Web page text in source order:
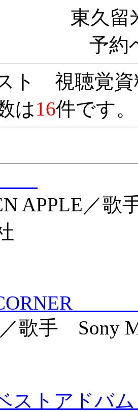
東久留
予約
スト 視聴覚
は16件です
APPLE／
歌手 Sony
ベスト